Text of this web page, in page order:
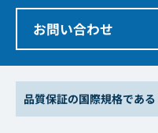
お問い合わせ
品質保証の国際規格であ